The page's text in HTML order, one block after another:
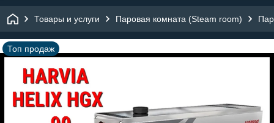
Товары и услуги Паровая комната (Steam room)
Топ продаж